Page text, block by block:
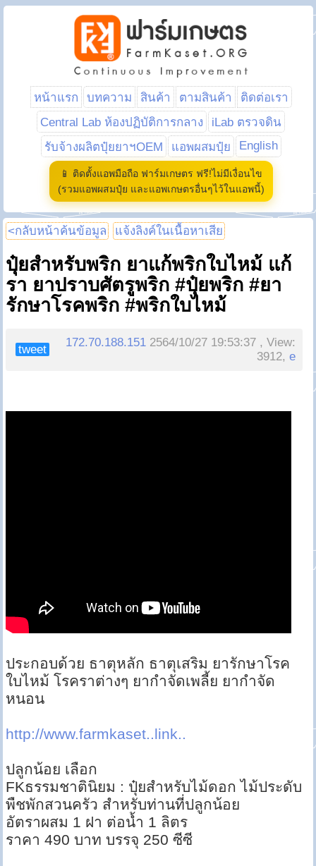
หน้าแรก บทความ สินค้า ตามสินค้า
ติดต่อเรา
Central Lab ห้องปฏิบัติการกลาง
iLab ตรวจดิน
รับจ้างผลิตปุ๋ยยาฯOEM
แอพผสมปุ๋ย English
📱 ติดตั้งแอพมือถือ ฟาร์มเกษตร ฟรี!ไม่มีเงื่อนไข
(รวมแอพผสมปุ๋ย และแอพเกษตรอื่นๆไว้ในแอพนี้)
<กลับหน้าค้นข้อมูล แจ้งลิงค์ในเนื้อหาเสีย
ปุ๋ยสำหรับพริก ยาแก้พริกใบไหม้ แก้
รา ยาปราบศัตรูพริก #ปุ๋ยพริก #ยา
รักษาโรคพริก #พริกใบไหม้
tweet
172.70.188.151 2564/10/27 19:53:37 , View:
3912,e
ประกอบด้วย ธาตุหลัก ธาตุเสริม ยารักษาโรค
ใบไหม้ โรคราต่างๆ ยากำจัดเพลี้ย ยากำจัด
หนอน
http://www.farmkaset..link..
ปลูกน้อย เลือก
FKธรรมชาตินิยม : ปุ๋ยสำหรับไม้ดอก ไม้ประดับ
พืชพักสวนครัว สำหรับท่านที่ปลูกน้อย
อัตราผสม 1 ฝา ต่อน้ำ 1 ลิตร
ราคา 490 บาท บรรจุ 250 ซีซี